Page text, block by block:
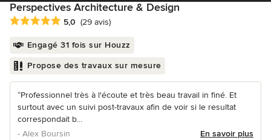
Perspectives Architecture & Design
Note moyenne : 5 étoiles sur 5
5,0 (29 avis)
Engagé 31 fois sur Houzz
Propose des travaux sur mesure
“Professionnel très à l'écoute et très beau travail in finé. Et
surtout avec un suivi post-travaux afin de voir si le resultat
correspondait b...
- Alex Boursin
En savoir plus